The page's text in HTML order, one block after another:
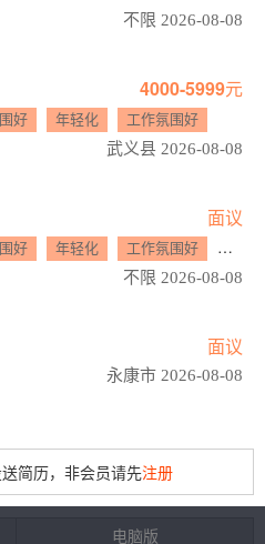
不限 2026-08-08
4000-5999元
好 年轻化 工作氛围好
武义县 2026-08-08
面议
好 年轻化 工作氛围好 晋升
不限 2026-08-08
面议
永康市 2026-08-08
简历，非会员请先注册
电脑版